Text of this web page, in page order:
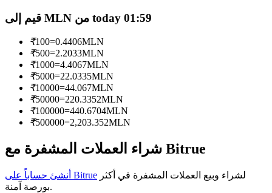
كن متداول نسخ
استمتع بتقاسم الأرباح وعمولات نسخ التداول
تحليل البيانات الضخمة بما في ذلك المعلومات التجارية، وما
قيم إلى MLN من today 01:59
₹100=0.4406MLN
₹500=2.2033MLN
₹1000=4.4067MLN
₹5000=22.0335MLN
₹10000=44.067MLN
₹50000=220.3352MLN
₹100000=440.6704MLN
₹500000=2,203.352MLN
شراء العملات المشفرة مع Bitrue
أنشئ حساباً على Bitrue
بورصة آمنة.